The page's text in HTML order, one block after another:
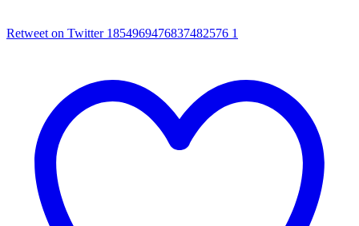
Retweet on Twitter 1854969476837482576 1